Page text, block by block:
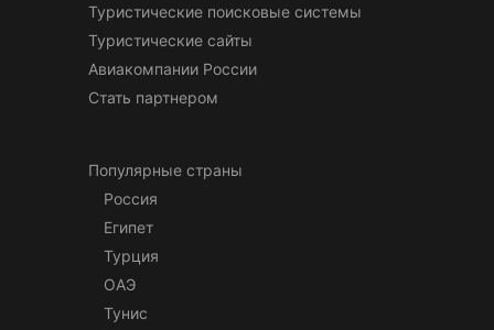
Туристические поисковые системы
Туристические сайты
Авиакомпании России
Стать партнером
Популярные страны
Россия
Египет
Турция
ОАЭ
Тунис